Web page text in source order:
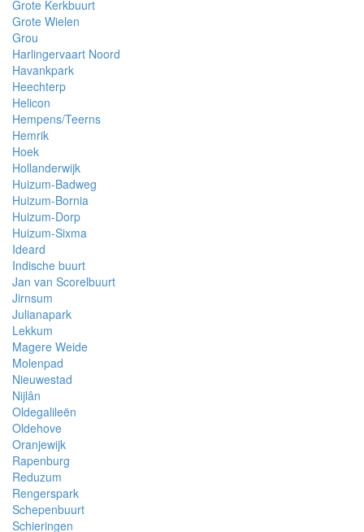
Grote Kerkbuurt
Grote Wielen
Grou
Harlingervaart Noord
Havankpark
Heechterp
Helicon
Hempens/Teerns
Hemrik
Hoek
Hollanderwijk
Huizum-Badweg
Huizum-Bornia
Huizum-Dorp
Huizum-Sixma
Ideard
Indische buurt
Jan van Scorelbuurt
Jirnsum
Julianapark
Lekkum
Magere Weide
Molenpad
Nieuwestad
Nijlân
Oldegalileën
Oldehove
Oranjewijk
Rapenburg
Reduzum
Rengerspark
Schepenbuurt
Schieringen